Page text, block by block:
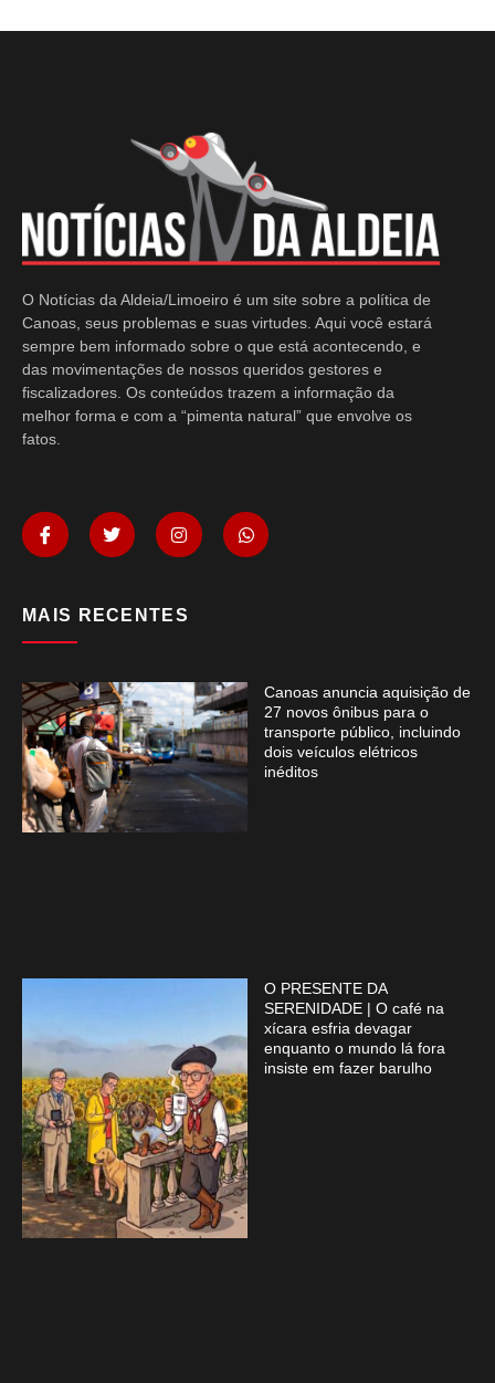
O Notícias da Aldeia/Limoeiro é um site sobre a política de
Canoas, seus problemas e suas virtudes. Aqui você estará
sempre bem informado sobre o que está acontecendo, e
das movimentações de nossos queridos gestores e
fiscalizadores. Os conteúdos trazem a informação da
melhor forma e com a “pimenta natural” que envolve os
fatos.
MAIS RECENTES
Canoas anuncia aquisição de
27 novos ônibus para o
transporte público, incluindo
dois veículos elétricos
inéditos
O PRESENTE DA
SERENIDADE | O café na
xícara esfria devagar
enquanto o mundo lá fora
insiste em fazer barulho